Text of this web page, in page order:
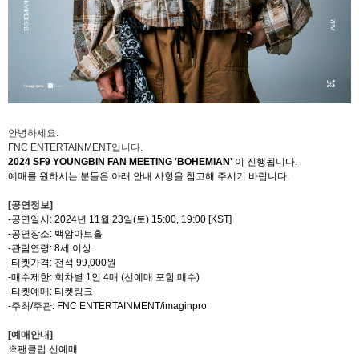
안녕하세요
FNC ENTERTAINMENT입니다
2024 SF9 YOUNGBIN FAN MEETING 'BOHEMIAN' 이 진행됩니다
예매를 원하시는 분들은 아래 안내 사항을 참고해 주시기 바랍니다
[공연정보]
-공연일시: 2024년 11 월 23일(토) 15:00, 19:00 [KST]
-공연장소: 백암아트홀
-관람연령: 8세 이상
-티켓가격: 전석 99,000원
-매수제한: 회차별 1 인 4매 (선예매 포함 매수)
-티켓예매: 티켓링크
-주최/주관: FNC ENTERTAINMENT/imaginpro
[예매안내]
※팬클럽 선예매